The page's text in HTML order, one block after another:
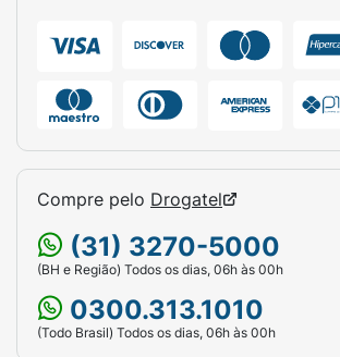
Compre pelo Drogatel
(31) 3270-5000
(BH e Região) Todos os dias, 06h às 00h
0300.313.1010
(Todo Brasil) Todos os dias, 06h às 00h